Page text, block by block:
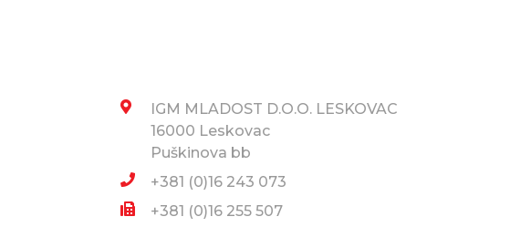
IGM MLADOST D.O.O. LESKOVAC
16000 Leskovac
Puškinova bb
+381 (0)16 243 073
+381 (0)16 255 507